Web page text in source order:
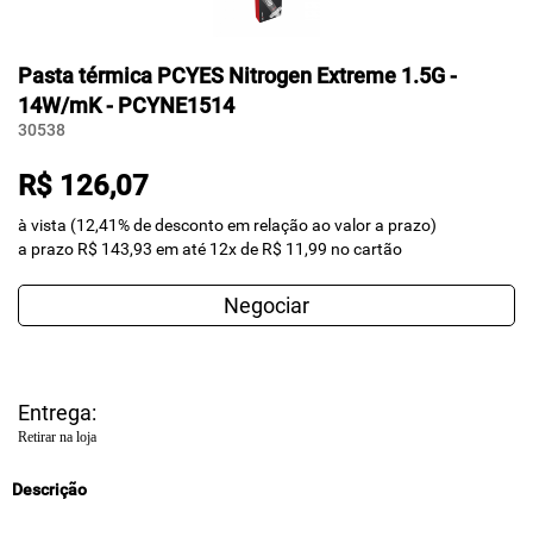
Pasta térmica PCYES Nitrogen Extreme 1.5G -
14W/mK - PCYNE1514
30538
R$ 126,07
à vista (12,41% de desconto em relação ao valor a prazo)
a prazo R$ 143,93 em até 12x de R$ 11,99 no cartão
Negociar
Entrega:
Retirar na loja
Descrição